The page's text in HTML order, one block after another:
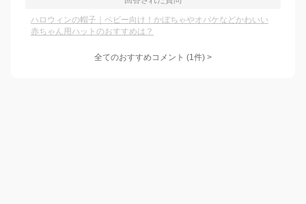
ハロウィンの帽子｜ベビー向け！かぼちゃやオバケなどかわいい
赤ちゃん用ハットのおすすめは？
全てのおすすめコメント (1件) >